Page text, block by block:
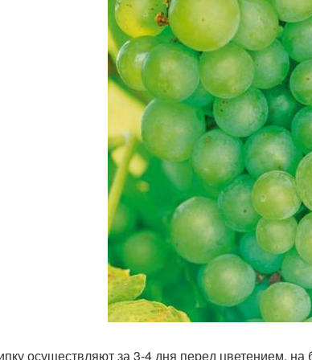
осуществляют за 3-4 дня перед цветением, на